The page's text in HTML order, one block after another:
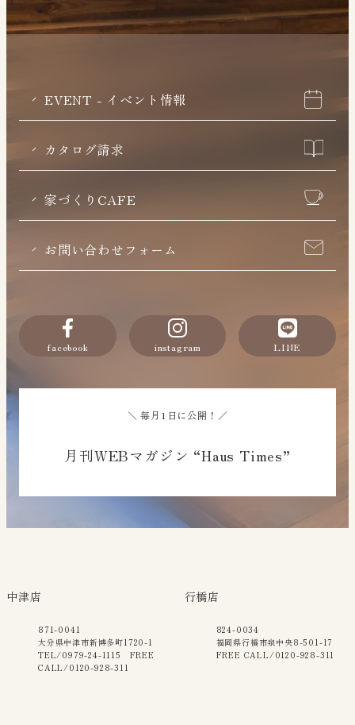
EVENT - イベント情報
カタログ請求
家づくりCAFE
お問い合わせフォーム
facebook instagram LINE
＼ 毎月1日に公開！／
月刊WEBマガジン “Haus Times”
中津店
871-0041
大分県中津市新博多町1720-1
TEL/0979-24-1115 FREE
CALL/0120-928-311
行橋店
824-0034
福岡県行橋市泉中央8-501-17
FREE CALL/0120-928-311